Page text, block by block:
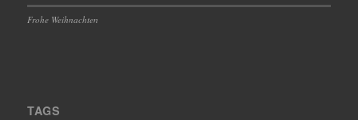
Frohe Weihnachten
TAGS